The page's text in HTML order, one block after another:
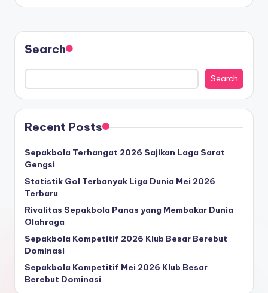
Search
Search
Recent Posts
Sepakbola Terhangat 2026 Sajikan Laga Sarat
Gengsi
Statistik Gol Terbanyak Liga Dunia Mei 2026
Terbaru
Rivalitas Sepakbola Panas yang Membakar Dunia
Olahraga
Sepakbola Kompetitif 2026 Klub Besar Berebut
Dominasi
Sepakbola Kompetitif Mei 2026 Klub Besar
Berebut Dominasi